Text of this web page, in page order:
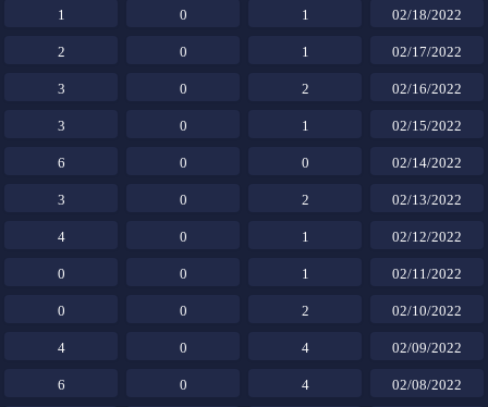
02/18/2022
1
0
1
02/17/2022
1
0
2
02/16/2022
2
0
3
02/15/2022
1
0
3
02/14/2022
0
0
6
02/13/2022
2
0
3
02/12/2022
1
0
4
02/11/2022
1
0
0
02/10/2022
2
0
0
02/09/2022
4
0
4
02/08/2022
4
0
6